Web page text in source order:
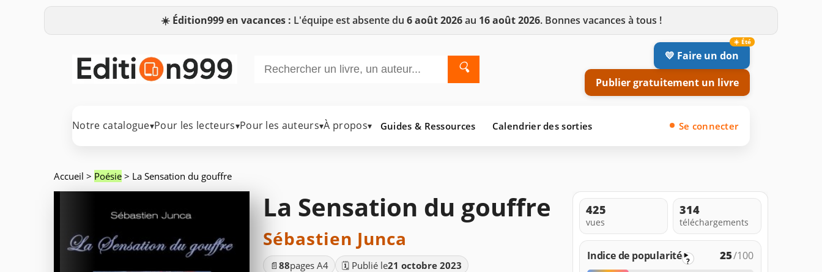
☀️ Édition999 en vacances : L'équipe est absente du 6 août 2026au 16 août 2026. Bonnes vacances à tous !
🔍
💛 Faire un don
Publier gratuitement un livre
Notre catalogue▾Pour les lecteurs▾Pour les auteurs▾À propos▾ Guides & Ressources Calendrier des sorties Se connecter
Accueil > Poésie > La Sensation du gouffre
La Sensation du gouffre
Sébastien Junca
📄 88pages A4 🗓️ Publié le21 octobre 2023
425
vues
314
téléchargements
Indice de popularité ? 25/100